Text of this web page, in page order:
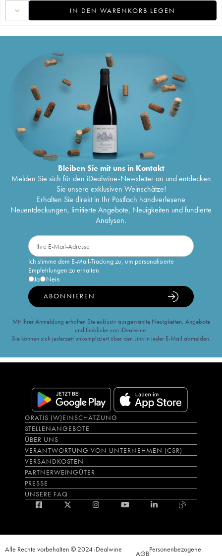
IN DEN WARENKORB LEGEN
Bleiben Sie mit uns in Kontakt
Melden Sie sich für den iDealwine-Newsletter an und entdecken
Sie unsere exklusiven Weinschätze!
Erhalten Sie direkt in Ihr Postfach handverlesene
Neuentdeckungen, limitierte Angebote, Neuigkeiten und fundierte
Analysen.
Ich stimme dem E-Mail-Tracking zu, um personalisierte
Empfehlungen zu erhalten
Ja
Nein
ABONNIEREN
Mit Ihrer Anmeldung erhalten Sie exklusiv ausgewählte Neuigkeiten, Angebote
und Einblicke von iDealwine.
Sie können sich jederzeit unkompliziert über den Link in jeder E-Mail abmelden.
GRATIS (W)EINSCHÄTZUNG
STELLENANGEBOTE
ÜBER UNS
VERANTWORTUNG VON UNTERNEHMEN (CSR)
VERSANDKOSTEN
PARTNERWEINGÜTER
PRESSE
UNSERE FAQ
Alle Rechte vorbehalten © 2024 iDealwine
AGBPersonenbezogene